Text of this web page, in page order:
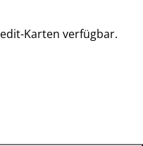
Karten verfügbar.